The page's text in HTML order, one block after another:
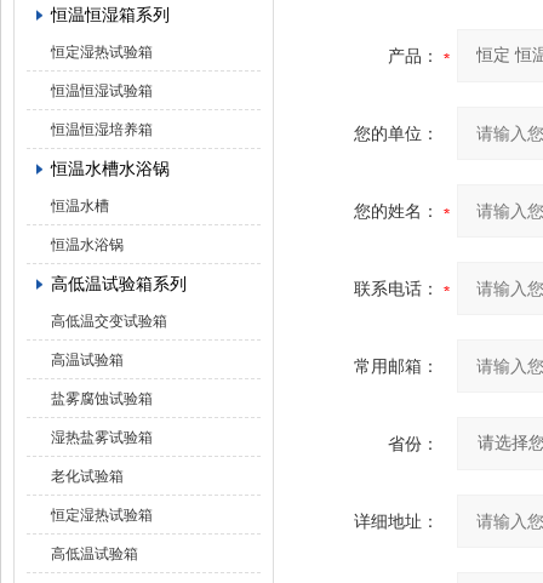
恒温恒湿箱系列
恒定湿热试验箱
恒温恒湿试验箱
恒温恒湿培养箱
恒温水槽水浴锅
恒温水槽
恒温水浴锅
高低温试验箱系列
高低温交变试验箱
高温试验箱
盐雾腐蚀试验箱
湿热盐雾试验箱
老化试验箱
恒定湿热试验箱
高低温试验箱
产品：
您的单位：
您的姓名：
联系电话：
常用邮箱：
省份：
详细地址：